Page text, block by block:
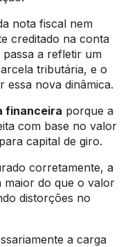
nota fiscal nem
creditado na conta
a refletir um
tributária, e o
essa nova dinâmica.
financeira porque a
com base no valor
capital de giro.
corretamente, a
maior do que o valor
distorções no
a carga